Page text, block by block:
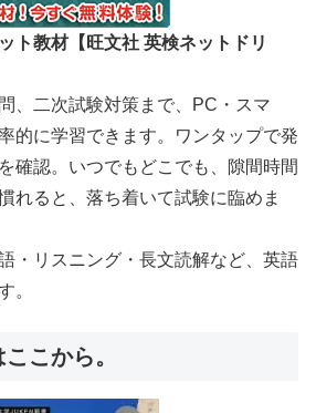
ト教材【旺文社 英検ネットドリ
、二次試験対策まで、PC・スマ
的に学習できます。ワンタップで発
確認。いつでもどこでも、隙間時間
れると、落ち着いて試験に臨めま
・リスニング・長文読解など、英語
。
こから。